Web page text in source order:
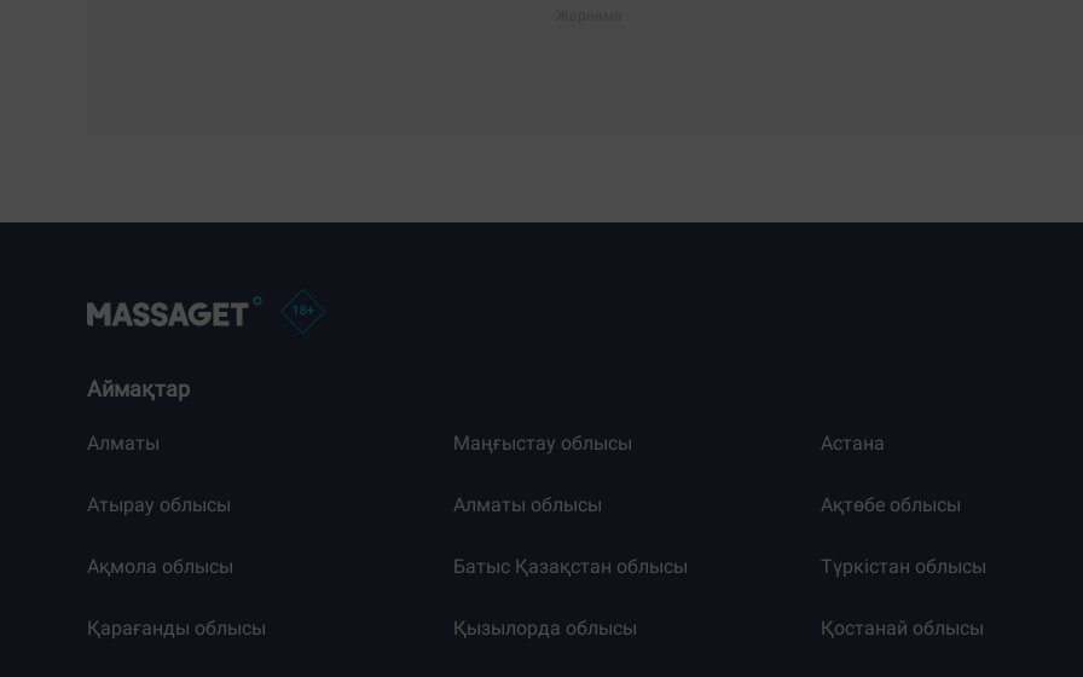
Аймақтар
Алматы Маңғыстау облысы Астана
Атырау облысы Алматы облысы Ақтөбе облысы
Ақмола облысы Батыс Қазақстан облысы Түркістан облысы
Қарағанды облысы Қызылорда облысы Қостанай облысы